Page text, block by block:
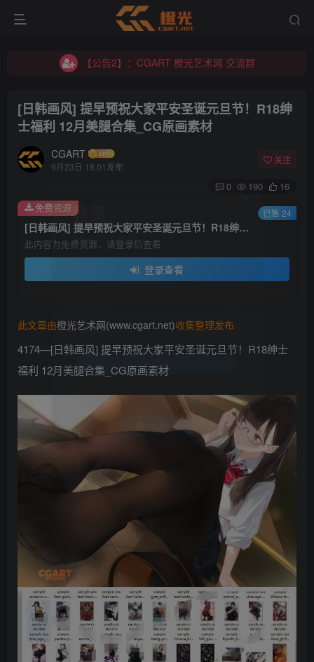
【公告2】：CGART 橙光艺术网 交流群
【公告2】：CGART 橙光艺术网 交流群
[日韩画风] 提早预祝大家平安圣诞元旦节！R18绅
士福利 12月美腿合集_CG原画素材
CGART
9月23日 18:01发布
关注
0 190 16
[日韩画风] 提早预祝大家平安圣诞元旦节！R18绅士福利 12月美腿合集_CG原画素材
此内容为免费资源，请登录后查看
登录查看
免费资源 已售 24
此文章由橙光艺术网(www.cgart.net)收集整理发布
4174—[日韩画风] 提早预祝大家平安圣诞元旦节！R18绅士
福利 12月美腿合集_CG原画素材
登录
没有账号？立即注册
用户名/手机号/邮箱
记住登录 找回密码
登录
社交账号登录
QQ登录